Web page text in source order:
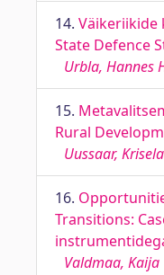
14. Väikeriikide
State Defence
Urbla, Hannes
15.
Rural
Uussaar, Krisela
16.
Transitions:
Valdmaa, Kaija